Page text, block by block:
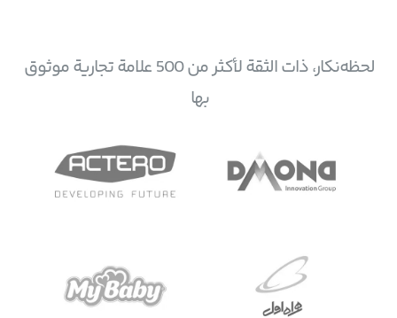
لحظه‌نکار، ذات الثقة لأكثر من 500 علامة تجارية موثوق
بها